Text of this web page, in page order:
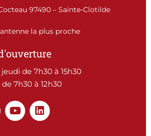
97490 – Sainte-Clotilde
la plus proche
de 7h30 à 15h30
7h30 à 12h30
Y
o
L
i